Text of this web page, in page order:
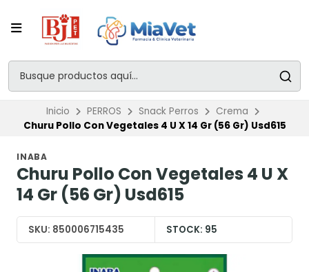
Inicio PERROS Snack Perros
Crema
Churu Pollo Con Vegetales 4 U X 14 Gr (56 Gr) Usd615
INABA
Churu Pollo Con Vegetales 4 U X
14 Gr (56 Gr) Usd615
SKU: 850006715435 STOCK: 95